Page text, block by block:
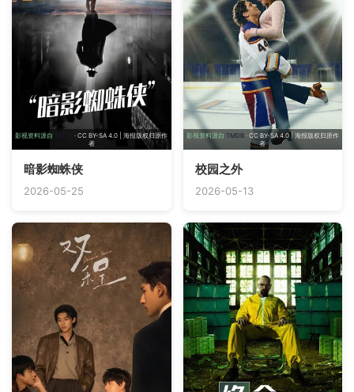
影视资料源自 TMDB
· CC BY-SA 4.0 | 海报版权归原作
者
暗影蜘蛛侠
2026-05-25
影视资料源自 TMDB· CC BY-SA 4.0 | 海报版权归原作
者
校园之外
2026-05-13